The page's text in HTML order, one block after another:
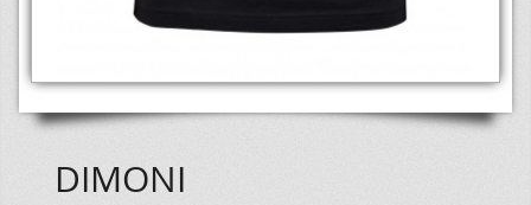
DIMONI